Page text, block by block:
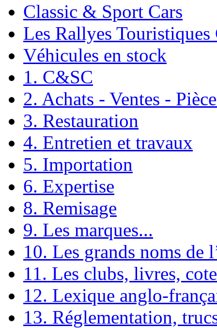
Classic & Sport Cars
Les Rallyes
Véhicules en stock
1. C&SC
2. Achats - Ventes -
3. Restauration
4. Entretien et travaux
5. Importation
6. Expertise
8. Remisage
9. Les marques...
10. Les grands noms de
11. Les clubs, livres,
12. Lexique anglo-
13. Réglementation,